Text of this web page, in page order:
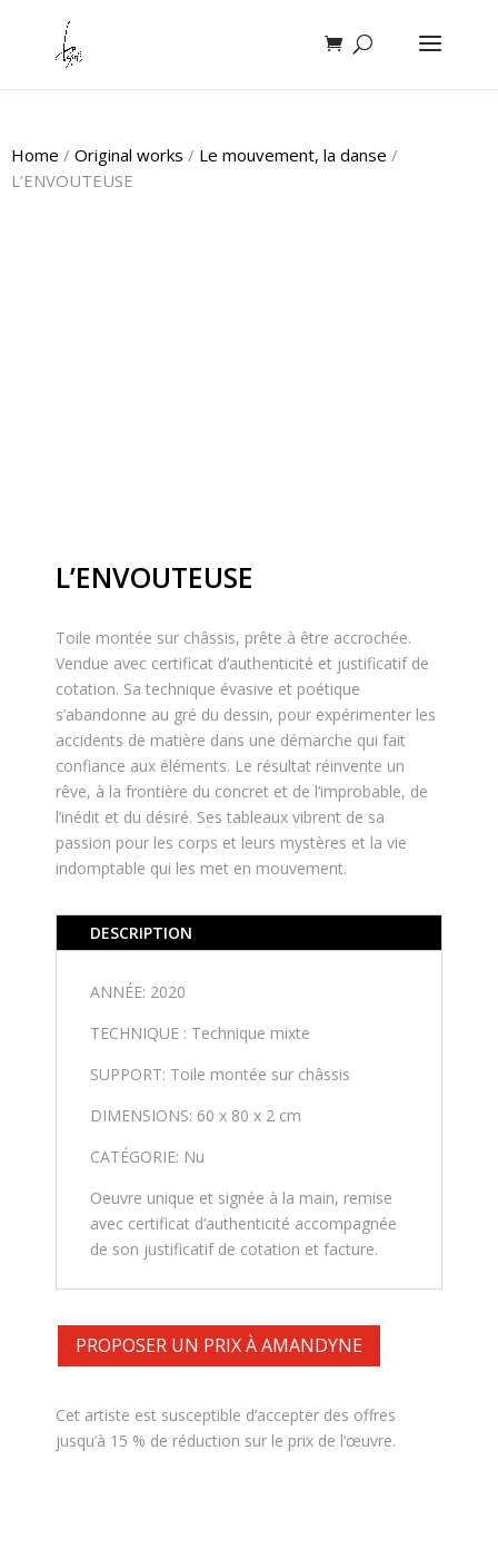
Home / Original works / Le mouvement, la danse /
L’ENVOUTEUSE
L’ENVOUTEUSE
Toile montée sur châssis, prête à être accrochée.
Vendue avec certificat d’authenticité et justificatif de
cotation. Sa technique évasive et poétique
s’abandonne au gré du dessin, pour expérimenter les
accidents de matière dans une démarche qui fait
confiance aux éléments. Le résultat réinvente un
rêve, à la frontière du concret et de l’improbable, de
l’inédit et du désiré. Ses tableaux vibrent de sa
passion pour les corps et leurs mystères et la vie
indomptable qui les met en mouvement.
DESCRIPTION
ANNÉE: 2020
TECHNIQUE : Technique mixte
SUPPORT: Toile montée sur châssis
DIMENSIONS: 60 x 80 x 2 cm
CATÉGORIE: Nu
Oeuvre unique et signée à la main, remise
avec certificat d’authenticité accompagnée
de son justificatif de cotation et facture.
PROPOSER UN PRIX À AMANDYNE
Cet artiste est susceptible d’accepter des offres
jusqu’à 15 % de réduction sur le prix de l’œuvre.